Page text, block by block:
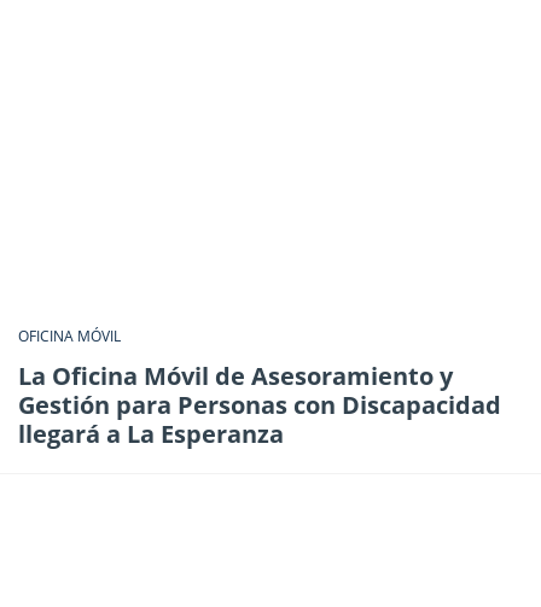
OFICINA MÓVIL
La Oficina Móvil de Asesoramiento y
Gestión para Personas con Discapacidad
llegará a La Esperanza